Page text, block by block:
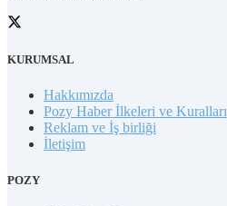
KURUMSAL
Hakkımızda
Pozy Haber İlkeleri ve Kuralları
Reklam ve İş birliği
İletişim
POZY